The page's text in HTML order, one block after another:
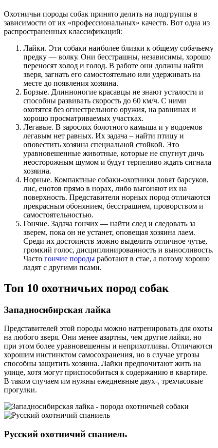
Охотничьи породы собак принято делить на подгруппы в
зависимости от их «профессиональных» качеств. Вот одна из
распространенных классификаций:
Лайки. Эти собаки наиболее близки к общему собачьему
предку — волку. Они бесстрашны, независимы, хорошо
переносят холод и голод. В работе они должны найти
зверя, загнать его самостоятельно или удерживать на
месте до появления хозяина.
Борзые. Длинноногие красавцы не знают усталости и
способны развивать скорость до 60 км/ч. С ними
охотятся без огнестрельного оружия, на равнинах и
хорошо просматриваемых участках.
Легавые. В зарослях болотного камыша и у водоемов
легавым нет равных. Их задача – найти птицу и
оповестить хозяина специальной стойкой. Это
уравновешенные животные, которые не спугнут дичь
неосторожным шумом и будут терпеливо ждать сигнала
хозяина.
Норные. Компактные собаки-охотники ловят барсуков,
лис, енотов прямо в норах, либо выгоняют их на
поверхность. Представители норных пород отличаются
прекрасным обонянием, бесстрашием, проворством и
самостоятельностью.
Гончие. Задача гончих — найти след и следовать за
зверем, пока он не устанет, оповещая хозяина лаем.
Среди их достоинств можно выделить отличное чутье,
громкий голос, дисциплинированность и выносливость.
Часто гончие породы работают в стае, а потому хорошо
ладят с другими псами.
Топ 10 охотничьих пород собак
Западносибирская лайка
Представителей этой породы можно натренировать для охоты
на любого зверя. Они менее азартны, чем другие лайки, но
при этом более уравновешенны и неприхотливы. Отличаются
хорошим инстинктом самосохранения, но в случае угрозы
способны защитить хозяина. Лайки предпочитают жить на
улице, хотя могут приспособиться к содержанию в квартире.
В таком случаем им нужны ежедневные двух-, трехчасовые
прогулки.
Русский охотничий спаниель